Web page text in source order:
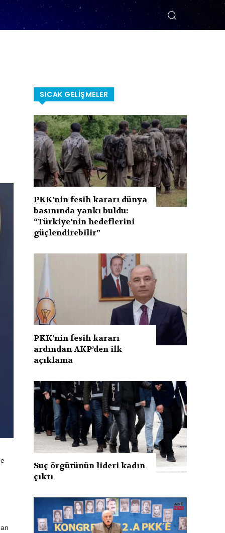
SICAK GELIŞMELER
PKK’nin fesih kararı dünya
basınında yankı buldu:
“Türkiye’nin hedeflerini
güçlendirebilir”
PKK’nin fesih kararı
ardından AKP’den ilk
açıklama
Suç örgütünün lideri kadın
çıktı